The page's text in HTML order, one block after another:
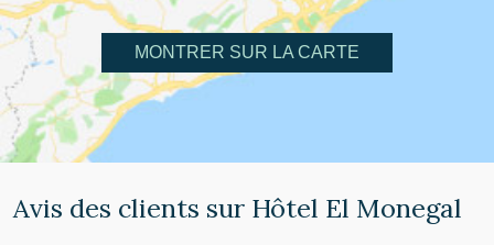
MONTRER SUR LA CARTE
Avis des clients sur Hôtel El Monegal